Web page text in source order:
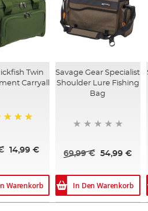
Twin
Carryall
14,99 €
Warenkorb
Savage Gear Specialist
Shoulder Lure Fishing
Bag
69,99 € 54,99 €
In Den Warenkorb